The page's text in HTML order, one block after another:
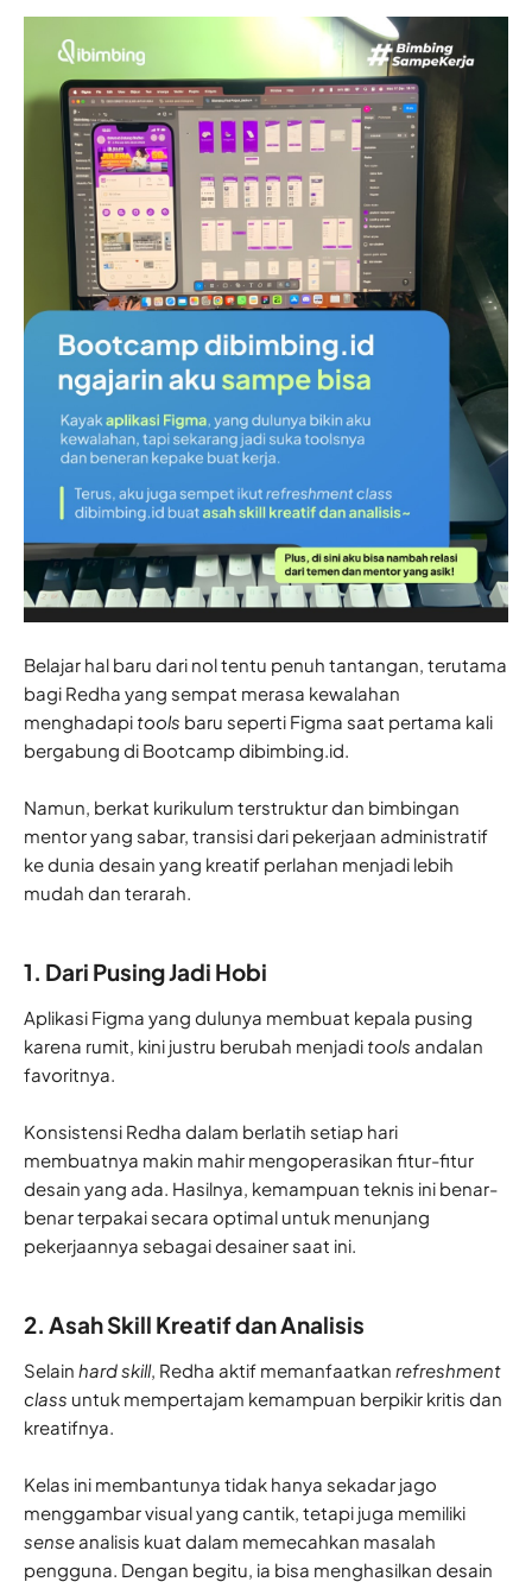
Belajar hal baru dari nol tentu penuh tantangan, terutama
bagi Redha yang sempat merasa kewalahan
menghadapi tools baru seperti Figma saat pertama kali
bergabung di Bootcamp dibimbing.id.
Namun, berkat kurikulum terstruktur dan bimbingan
mentor yang sabar, transisi dari pekerjaan administratif
ke dunia desain yang kreatif perlahan menjadi lebih
mudah dan terarah.
1. Dari Pusing Jadi Hobi
Aplikasi Figma yang dulunya membuat kepala pusing
karena rumit, kini justru berubah menjadi tools andalan
favoritnya.
Konsistensi Redha dalam berlatih setiap hari
membuatnya makin mahir mengoperasikan fitur-fitur
desain yang ada. Hasilnya, kemampuan teknis ini benar-
benar terpakai secara optimal untuk menunjang
pekerjaannya sebagai desainer saat ini.
2. Asah Skill Kreatif dan Analisis
Selain hard skill, Redha aktif memanfaatkan refreshment
class untuk mempertajam kemampuan berpikir kritis dan
kreatifnya.
Kelas ini membantunya tidak hanya sekadar jago
menggambar visual yang cantik, tetapi juga memiliki
senseanalisis kuat dalam memecahkan masalah
pengguna. Dengan begitu, ia bisa menghasilkan desain